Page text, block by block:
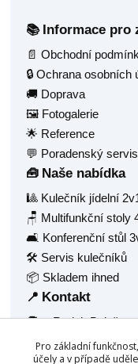
📚 Informace pro
📄 Obchodní
🔒 Ochrana osobních
🚚 Doprava
🖼️ Fotogalerie
🌟 Reference
💬 Poradenský servis
🧰 Naše nabídka
🎱 Kulečník jídelní
🪑 Multifunkční stoly
🛋️ Konferenční stůl
🛠️ Servis kulečníků
📦 Skladem ihned
📍 Kontakt
🧑‍💼 Radek Balaš
🏙️ Frýdlant nad
Pro základní
účely a v případě